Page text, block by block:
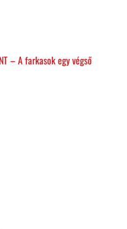
– A farkasok egy végső